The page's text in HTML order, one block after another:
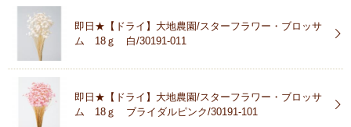
即日★【ドライ】大地農園/スターフラワー・ブロッサ
ム 18ｇ 白/30191-011
即日★【ドライ】大地農園/スターフラワー・ブロッサ
ム 18ｇ ブライダルピンク/30191-101